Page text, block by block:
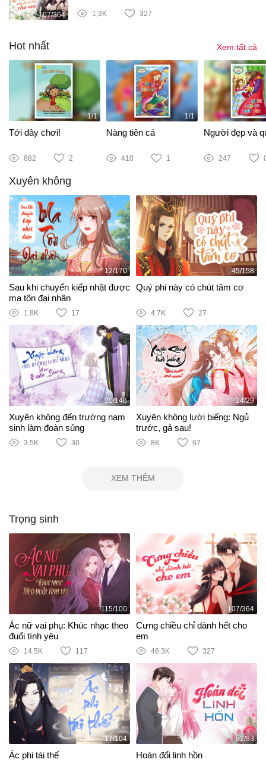
107/364 1,3K 327
Hot nhất Xem tất cả
1/1
Tới đây chơi!
882 2
1/1
Nàng tiên cá
410 1
Người đẹp và
247
Xuyên không
12/170
Sau khi chuyển kiếp nhặt được
ma tôn đại nhân
1.8K 17
45/158
Quý phi này có chút tâm cơ
4.7K 27
20/146
Xuyên không đến trường nam
sinh làm đoàn sủng
3.5K 30
24/29
Xuyên không lười biếng: Ngủ
trước, gả sau!
8K 67
XEM THÊM
Trọng sinh
115/100
Ác nữ vai phụ: Khúc nhạc theo
đuổi tình yêu
14.5K 117
107/364
Cưng chiều chỉ dành hết cho
em
46.3K 327
17/104
Ác phi tái thế
52/83
Hoán đổi linh hồn